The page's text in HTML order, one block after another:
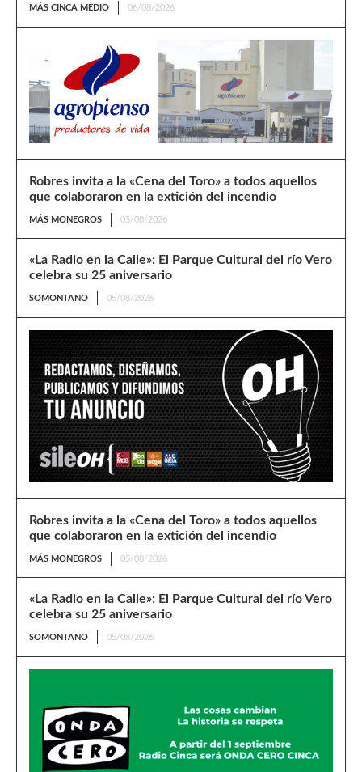
MÁS CINCA MEDIO 06/08/2026
Robres invita a la «Cena del Toro» a todos aquellos
que colaboraron en la extición del incendio
MÁS MONEGROS 05/08/2026
«La Radio en la Calle»: El Parque Cultural del río Vero
celebra su 25 aniversario
SOMONTANO 05/08/2026
Robres invita a la «Cena del Toro» a todos aquellos
que colaboraron en la extición del incendio
MÁS MONEGROS 05/08/2026
«La Radio en la Calle»: El Parque Cultural del río Vero
celebra su 25 aniversario
SOMONTANO 05/08/2026